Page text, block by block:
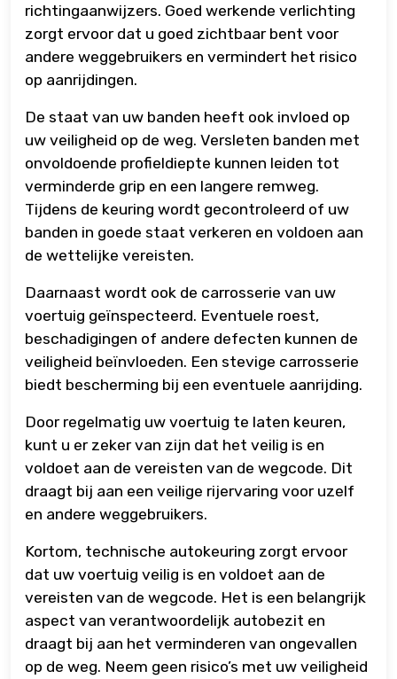
richtingaanwijzers. Goed werkende verlichting
zorgt ervoor dat u goed zichtbaar bent voor
andere weggebruikers en vermindert het risico
op aanrijdingen.
De staat van uw banden heeft ook invloed op
uw veiligheid op de weg. Versleten banden met
onvoldoende profieldiepte kunnen leiden tot
verminderde grip en een langere remweg.
Tijdens de keuring wordt gecontroleerd of uw
banden in goede staat verkeren en voldoen aan
de wettelijke vereisten.
Daarnaast wordt ook de carrosserie van uw
voertuig geïnspecteerd. Eventuele roest,
beschadigingen of andere defecten kunnen de
veiligheid beïnvloeden. Een stevige carrosserie
biedt bescherming bij een eventuele aanrijding.
Door regelmatig uw voertuig te laten keuren,
kunt u er zeker van zijn dat het veilig is en
voldoet aan de vereisten van de wegcode. Dit
draagt bij aan een veilige rijervaring voor uzelf
en andere weggebruikers.
Kortom, technische autokeuring zorgt ervoor
dat uw voertuig veilig is en voldoet aan de
vereisten van de wegcode. Het is een belangrijk
aspect van verantwoordelijk autobezit en
draagt bij aan het verminderen van ongevallen
op de weg. Neem geen risico’s met uw veiligheid